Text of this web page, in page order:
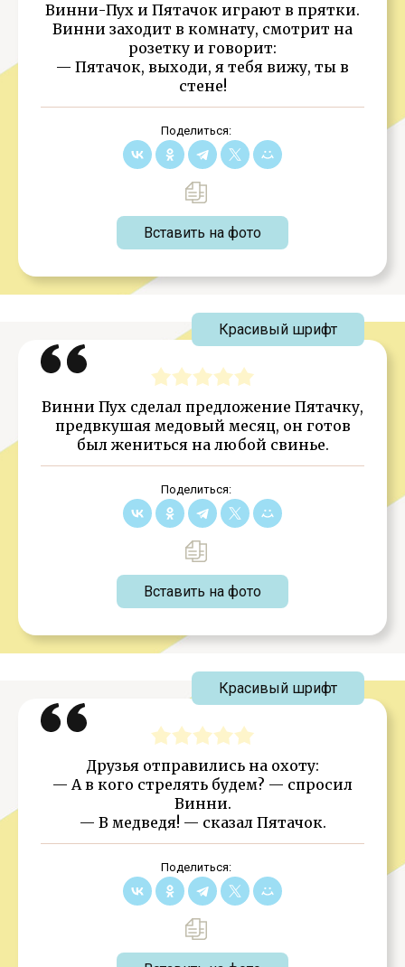
Винни-Пух и Пятачок играют в прятки.
Винни заходит в комнату, смотрит на
розетку и говорит:
— Пятачок, выходи, я тебя вижу, ты в
стене!
Поделиться:
Вставить на фото
Винни Пух сделал предложение Пятачку,
предвкушая медовый месяц, он готов
был жениться на любой свинье.
Поделиться:
Вставить на фото
Красивый шрифт
Друзья отправились на охоту:
— А в кого стрелять будем? — спросил
Винни.
— В медведя! — сказал Пятачок.
Поделиться:
Красивый шрифт